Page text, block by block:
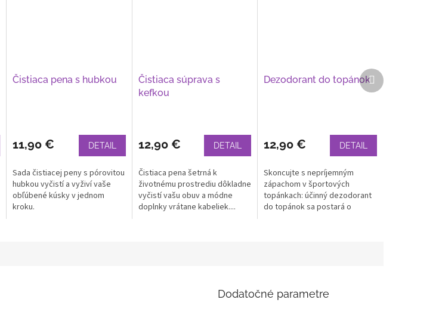
Čistiaca pena s hubkou
11,90 € DETAIL
Sada čistiacej peny s pórovitou
hubkou vyčistí a vyživí vaše
obľúbené kúsky v jednom
kroku.
Čistiaca súprava s
kefkou
12,90 € DETAIL
Čistiaca pena šetrná k
životnému prostrediu dôkladne
vyčistí vašu obuv a módne
doplnky vrátane kabeliek....
Dezodorant do topánok
12,90 € DETAIL
Skoncujte s nepríjemným
zápachom v športových
topánkach: účinný dezodorant
do topánok sa postará o
Ďalší
produkt
Dodatočné parametre